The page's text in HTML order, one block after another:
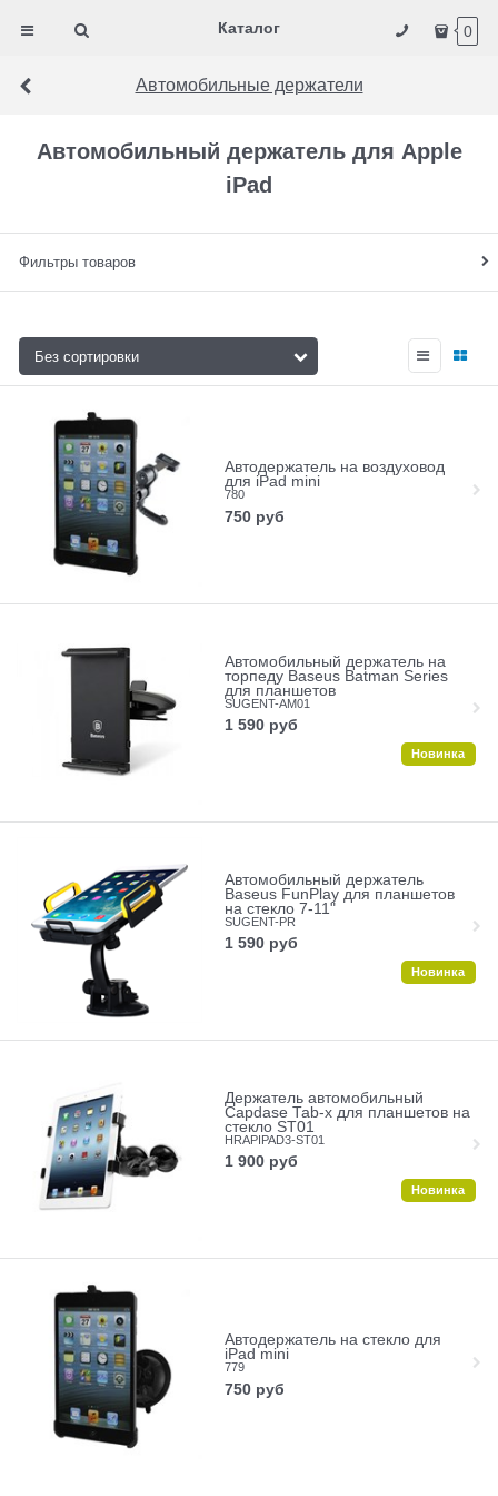
Каталог 0
Автомобильные держатели
Автомобильный держатель для Apple
iPad
Фильтры товаров
Автодержатель на воздуховод
для iPad mini
780
750 руб
Автомобильный держатель на
торпеду Baseus Batman Series
для планшетов
SUGENT-AM01
1 590 руб
Новинка
Автомобильный держатель
Baseus FunPlay для планшетов
на стекло 7-11"
SUGENT-PR
1 590 руб
Новинка
Держатель автомобильный
Capdase Tab-x для планшетов на
стекло ST01
HRAPIPAD3-ST01
1 900 руб
Новинка
Автодержатель на стекло для
iPad mini
779
750 руб